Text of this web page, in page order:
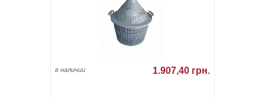
в наличии 1.907,40 грн.